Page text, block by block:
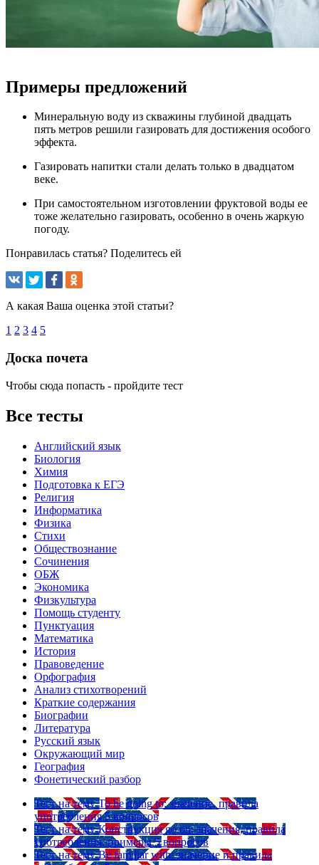
Примеры предложений
Минеральную воду из скважины глубиной двадцать
пять метров решили газировать для достижения особого
эффекта.
Газировать напитки стали делать только в двадцатом
веке.
При самостоятельном изготовлении фруктовой воды ее
тоже желательно газировать, особенно в очень жаркую
погоду.
Понравилась статья? Поделитесь ей
А какая Ваша оценка этой статьи?
1 2 3 4 5
Доска почета
Чтобы сюда попасть - пройдите тест
Все тесты
Английский язык
Биология
Химия
Подготовка к ЕГЭ
Религия
Информатика
Физика
Стихи
Обществознание
Сочинения
ОБЖ
Экономика
Физкультура
Помощь студенту
Пунктуация
Математика
История
Правоведение
Орфография
Анализ стихотворений
Краткие содержания
Биографии
Литература
Русский язык
Окружающий мир
География
Фонетический разбор
Тест на тему To be going to: значение, правила
употребления 5 вопросов
Тест на тему Конструкция go on: значения, правила
употребления, примеры 5 вопросов
Тест на тему Be familiar with: значение и правила